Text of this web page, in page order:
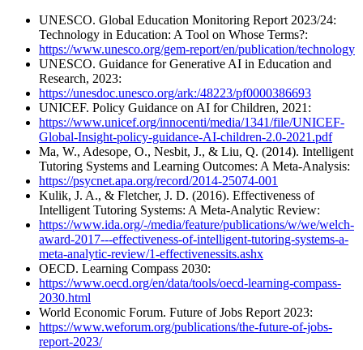
UNESCO. Global Education Monitoring Report 2023/24:
Technology in Education: A Tool on Whose Terms?:
https://www.unesco.org/gem-report/en/publication/technology
UNESCO. Guidance for Generative AI in Education and
Research, 2023:
https://unesdoc.unesco.org/ark:/48223/pf0000386693
UNICEF. Policy Guidance on AI for Children, 2021:
https://www.unicef.org/innocenti/media/1341/file/UNICEF-
Global-Insight-policy-guidance-AI-children-2.0-2021.pdf
Ma, W., Adesope, O., Nesbit, J., & Liu, Q. (2014). Intelligent
Tutoring Systems and Learning Outcomes: A Meta-Analysis:
https://psycnet.apa.org/record/2014-25074-001
Kulik, J. A., & Fletcher, J. D. (2016). Effectiveness of
Intelligent Tutoring Systems: A Meta-Analytic Review:
https://www.ida.org/-/media/feature/publications/w/we/welch-
award-2017---effectiveness-of-intelligent-tutoring-systems-a-
meta-analytic-review/1-effectivenessits.ashx
OECD. Learning Compass 2030:
https://www.oecd.org/en/data/tools/oecd-learning-compass-
2030.html
World Economic Forum. Future of Jobs Report 2023:
https://www.weforum.org/publications/the-future-of-jobs-
report-2023/